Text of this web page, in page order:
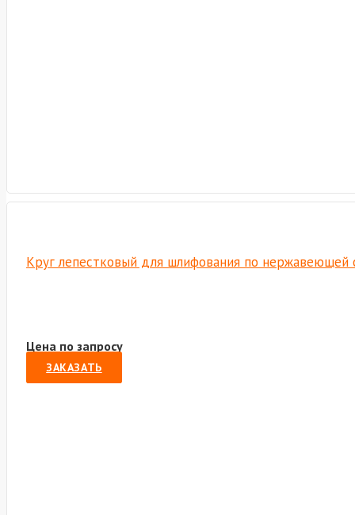
Круг лепестковый для шлифования по нержавеющей
Цена по запросу
ЗАКАЗАТЬ